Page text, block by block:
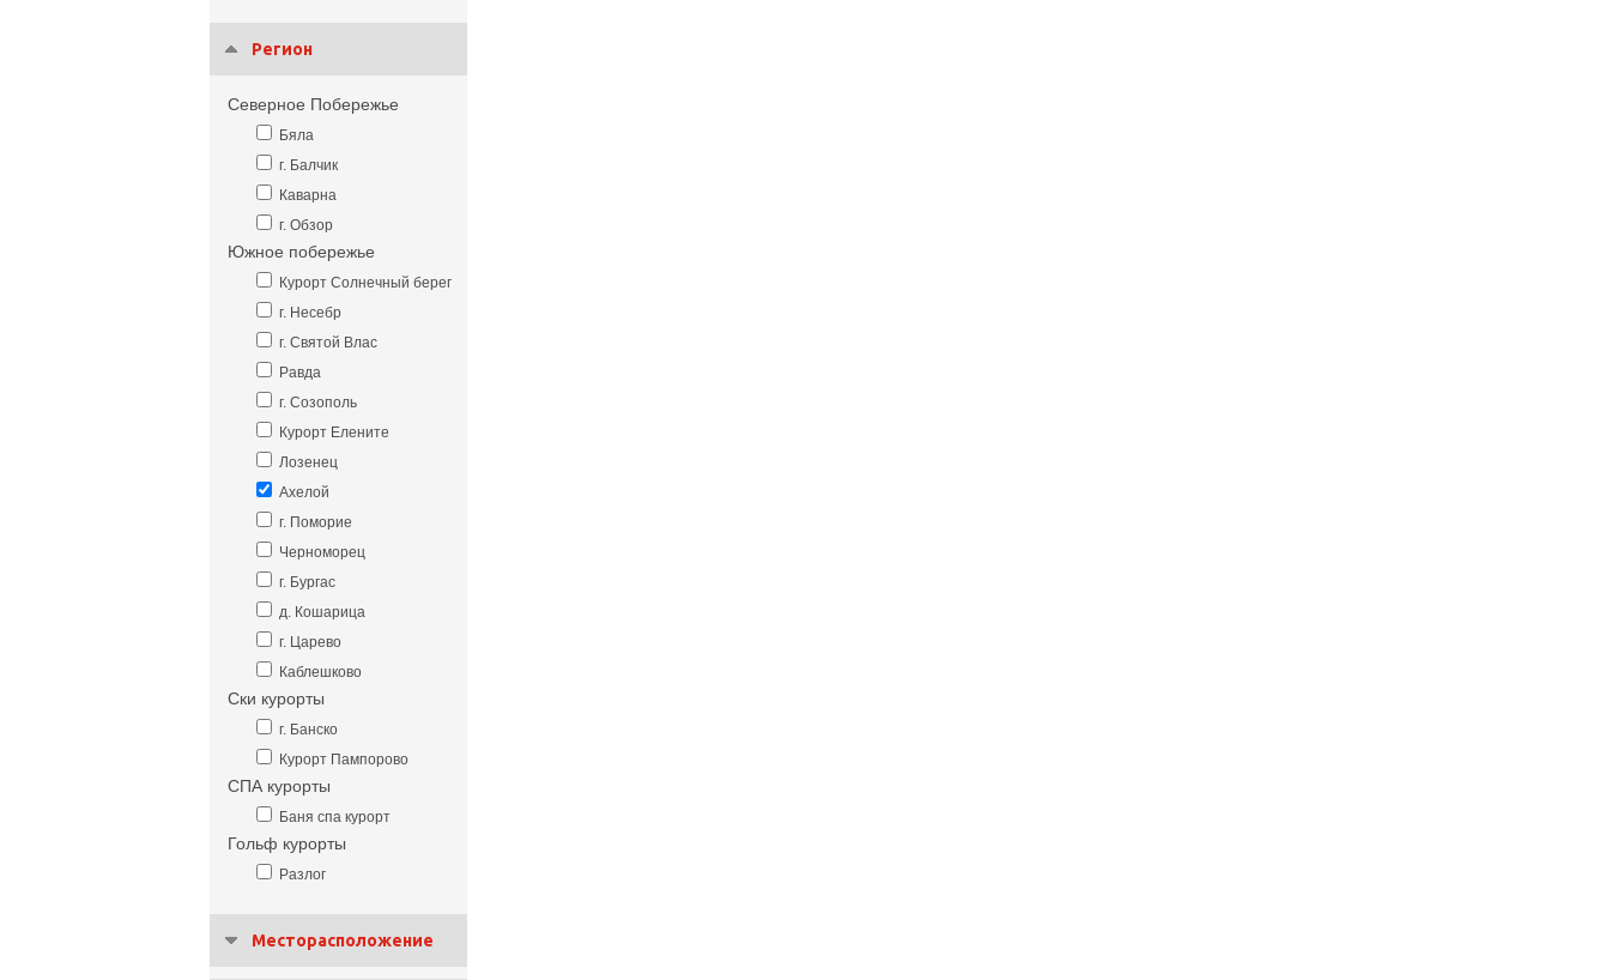
Регион
Северное Побережье
Бяла
г. Балчик
Каварна
г. Обзор
Южное побережье
Курорт Солнечный берег
г. Несебр
г. Святой Влас
Равда
г. Созополь
Курорт Елените
Лозенец
Ахелой
г. Поморие
Черноморец
г. Бургас
д. Кошарица
г. Царево
Каблешково
Ски курорты
г. Банско
Курорт Пампорово
СПА курорты
Баня спа курорт
Гольф курорты
Разлог
Месторасположение